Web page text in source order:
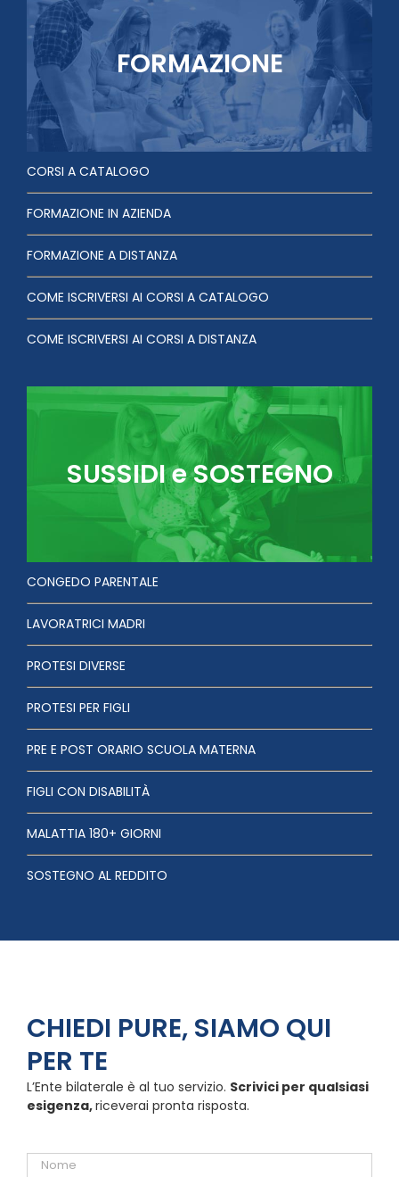
FORMAZIONE
CORSI A CATALOGO
FORMAZIONE IN AZIENDA
FORMAZIONE A DISTANZA
COME ISCRIVERSI AI CORSI A CATALOGO
COME ISCRIVERSI AI CORSI A DISTANZA
SUSSIDI e SOSTEGNO
CONGEDO PARENTALE
LAVORATRICI MADRI
PROTESI DIVERSE
PROTESI PER FIGLI
PRE E POST ORARIO SCUOLA MATERNA
FIGLI CON DISABILITÀ
MALATTIA 180+ GIORNI
SOSTEGNO AL REDDITO
CHIEDI PURE, SIAMO QUI
PER TE
L’Ente bilaterale è al tuo servizio. Scrivici per qualsiasi
esigenza,riceverai pronta risposta.